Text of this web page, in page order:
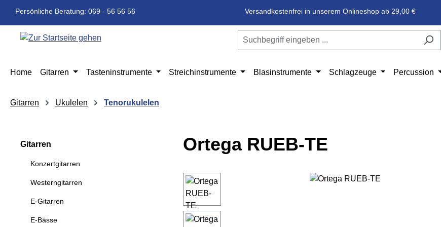
Hauptinhalt springen
Zur Suche springen
Zur Hauptnavigation springen
Persönliche Beratung: 069 - 56 56 56 Versandkostenfrei in unserem Onlineshop ab 29,00 €
Home Gitarren Tasteninstrumente Streichinstrumente Blasinstrumente Schlagzeuge Percussion
Gitarren Ukulelen Tenorukulelen
Gitarren
Konzertgitarren
Westerngitarren
E-Gitarren
E-Bässe
Ortega RUEB-TE
Bildergalerie überspringen